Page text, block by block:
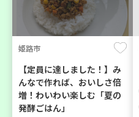
姫路市
【定員に達しました！】み
んなで作れば、おいしさ倍
増！わいわい楽しむ「夏の
発酵ごはん」